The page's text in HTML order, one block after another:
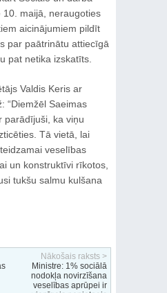
10. maijā, neraugoties
aicinājumiem pildīt
par paātrinātu attiecīgā
pat netika izskatīts.
Valdis Keris ar
“Diemžēl Saeimas
parādījuši, ka viņu
Tā vietā, lai
veselības
un konstruktīvi rīkotos,
tukšu salmu kulšana
Nākošais raksts >
Ministre: 1% sociālā
nodokļa novirzīšana
veselības aprūpei ir